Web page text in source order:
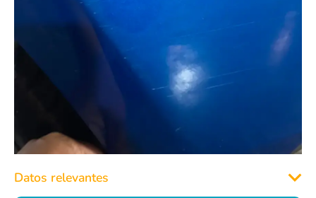
Datos relevantes